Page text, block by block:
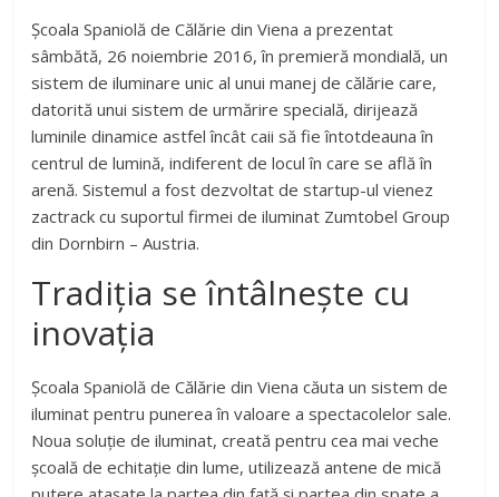
Școala Spaniolă de Călărie din Viena a prezentat
sâmbătă, 26 noiembrie 2016, în premieră mondială, un
sistem de iluminare unic al unui manej de călărie care,
datorită unui sistem de urmărire specială, dirijează
luminile dinamice astfel încât caii să fie întotdeauna în
centrul de lumină, indiferent de locul în care se află în
arenă. Sistemul a fost dezvoltat de startup-ul vienez
zactrack cu suportul firmei de iluminat Zumtobel Group
din Dornbirn – Austria.
Tradiția se întâlnește cu
inovația
Școala Spaniolă de Călărie din Viena căuta un sistem de
iluminat pentru punerea în valoare a spectacolelor sale.
Noua soluție de iluminat, creată pentru cea mai veche
școală de echitație din lume, utilizează antene de mică